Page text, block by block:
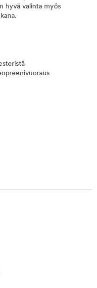
hyvä valinta myös